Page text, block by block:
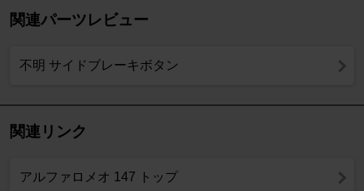
関連パーツレビュー
不明 サイドブレーキボタン
関連リンク
アルファロメオ 147 トップ